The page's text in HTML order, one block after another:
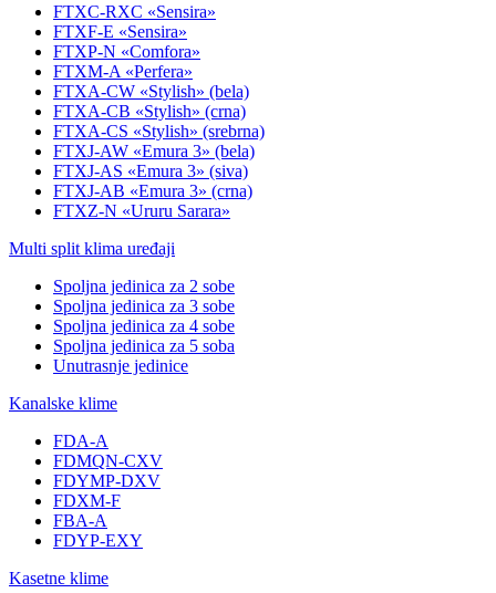
FTXC-RXC «Sensira»
FTXF-E «Sensira»
FTXP-N «Comfora»
FTXM-A «Perfera»
FTXA-CW «Stylish» (bela)
FTXA-CB «Stylish» (crna)
FTXA-CS «Stylish» (srebrna)
FTXJ-AW «Emura 3» (bela)
FTXJ-AS «Emura 3» (siva)
FTXJ-AB «Emura 3» (crna)
FTXZ-N «Ururu Sarara»
Multi split klima uređaji
Spoljna jedinica za 2 sobe
Spoljna jedinica za 3 sobe
Spoljna jedinica za 4 sobe
Spoljna jedinica za 5 soba
Unutrasnje jedinice
Kanalske klime
FDA-A
FDMQN-CXV
FDYMP-DXV
FDXM-F
FBA-A
FDYP-EXY
Kasetne klime